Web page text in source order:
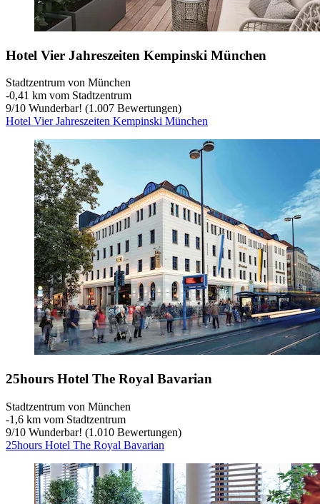
Hotel Vier Jahreszeiten Kempinski München
Stadtzentrum von München
‐0,41 km vom Stadtzentrum
9/10 Wunderbar! (1.007 Bewertungen)
Hotel Vier Jahreszeiten Kempinski München
25hours Hotel The Royal Bavarian
Stadtzentrum von München
‐1,6 km vom Stadtzentrum
9/10 Wunderbar! (1.010 Bewertungen)
25hours Hotel The Royal Bavarian